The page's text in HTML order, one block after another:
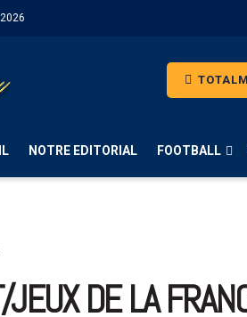
NOTRE EDITORIAL FOOTBALL
JEUX DE LA